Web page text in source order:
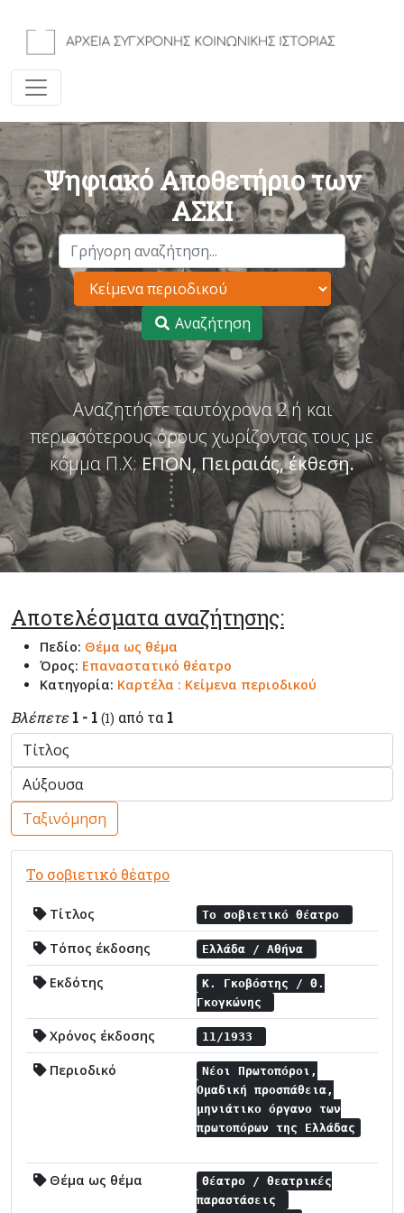
Ψηφιακό Αποθετήριο των
ΑΣΚΙ
Αναζήτηση
Αναζητήστε ταυτόχρονα 2 ή και
περισσότερους όρους χωρίζοντας τους με
κόμμα Π.Χ: ΕΠΟΝ, Πειραιάς, έκθεση.
Αποτελέσματα αναζήτησης:
Πεδίο: Θέμα ως θέμα
Όρος: Επαναστατικό θέατρο
Κατηγορία: Καρτέλα : Κείμενα περιοδικού
Βλέπετε 1 - 1 (1) από τα 1
Ταξινόμηση
Το σοβιετικό θέατρο
Τίτλος Το σοβιετικό θέατρο
Τόπος έκδοσης Ελλάδα / Αθήνα
Εκδότης
Κ. Γκοβόστης / Θ.
Γκογκώνης
Χρόνος έκδοσης 11/1933
Περιοδικό
Νέοι Πρωτοπόροι,
Ομαδική προσπάθεια,
μηνιάτικο όργανο των
πρωτοπόρων της Ελλάδας
Θέμα ως θέμα
Θέατρο / θεατρικές
παραστάσεις